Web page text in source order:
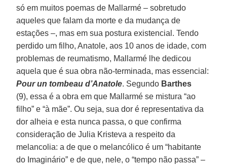
só em muitos poemas de Mallarmé – sobretudo
aqueles que falam da morte e da mudança de
estações –, mas em sua postura existencial. Tendo
perdido um filho, Anatole, aos 10 anos de idade, com
problemas de reumatismo, Mallarmé lhe dedicou
aquela que é sua obra não-terminada, mas essencial:
Pour un tombeau d’Anatole. Segundo Barthes
(9), essa é a obra em que Mallarmé se mistura “ao
filho” e “à mãe”. Ou seja, sua dor é representativa da
dor alheia e esta nunca passa, o que confirma
consideração de Julia Kristeva a respeito da
melancolia: a de que o melancólico é um “habitante
do Imaginário” e de que, nele, o “tempo não passa” –